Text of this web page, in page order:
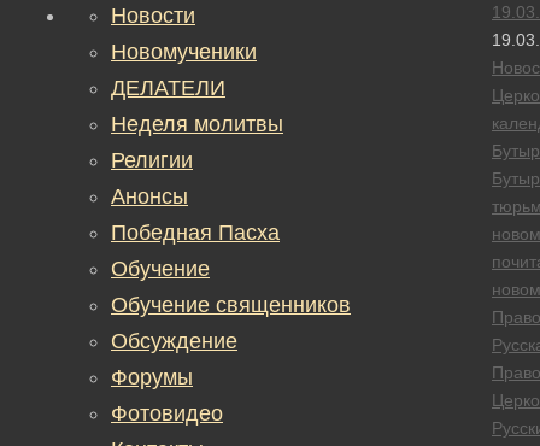
Новости
Новомученики
ДЕЛАТЕЛИ
Неделя молитвы
Религии
Анонсы
Победная Пасха
Обучение
Обучение священников
Обсуждение
Форумы
Фотовидео